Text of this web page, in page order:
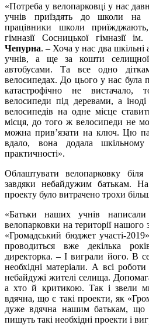
«Потреба у велопарковці у нас
учнів приїздять до школи на
працівники школи
гімназії Сосницької гімназії
Чепурна. – Хоча у нас два шкільні
учнів, а ще за кошти
автобусами. Та все одно
велосипедах. До цього у нас була
катастрофічно не вистачало,
велосипеди під деревами, а
велосипедів на одне місце
місця, до того ж велосипеди не
можна прив’язати на ключ. Цю
вдало, вона додала шкільному
практичності».
Облаштувати велопарковку біля
завдяки небайдужим батькам.
проекту було витрачено трохи
«Батьки наших учнів
велопарковки на території нашого
«Громадський бюджет участі-
проводиться вже декілька
директорка. – І виграли його. В
необхідні матеріали. А всі
небайдужі жителі селища.
а хто й критикою. Так і звели
вдячна, що є такі проекти, як
дуже вдячна нашим батькам, що
пишуть такі необхідні проекти і